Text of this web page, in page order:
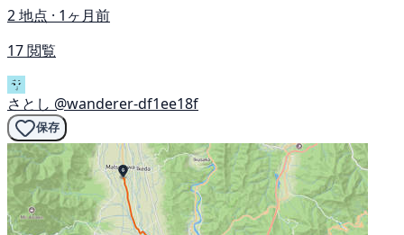
2 地点 · 1ヶ月前
17 閲覧
さとし @wanderer-df1ee18f
保存